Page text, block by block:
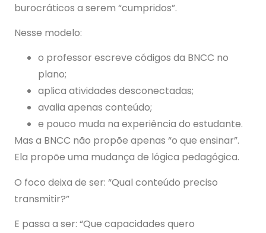
burocráticos a serem “cumpridos”.
Nesse modelo:
o professor escreve códigos da BNCC no
plano;
aplica atividades desconectadas;
avalia apenas conteúdo;
e pouco muda na experiência do estudante.
Mas a BNCC não propõe apenas “o que ensinar”.
Ela propõe uma mudança de lógica pedagógica.
O foco deixa de ser: “Qual conteúdo preciso
transmitir?”
E passa a ser: “Que capacidades quero